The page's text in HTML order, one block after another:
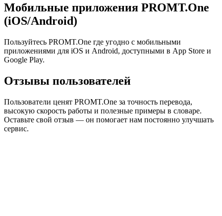
Мобильные приложения PROMT.One
(iOS/Android)
Пользуйтесь PROMT.One где угодно с мобильными
приложениями для iOS и Android, доступными в App Store и
Google Play.
Отзывы пользователей
Пользователи ценят PROMT.One за точность перевода,
высокую скорость работы и полезные примеры в словаре.
Оставьте свой отзыв — он помогает нам постоянно улучшать
сервис.